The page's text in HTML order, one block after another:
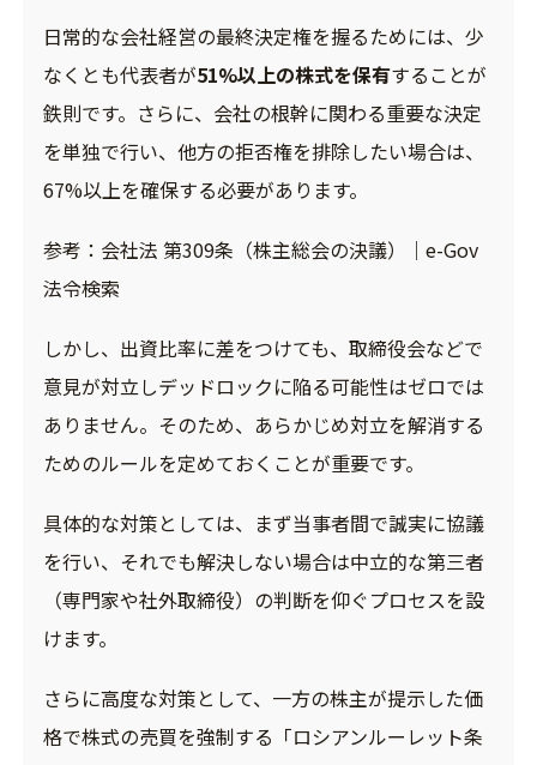
日常的な会社経営の最終決定権を握るためには、少
なくとも代表者が51%以上の株式を保有することが
鉄則です。さらに、会社の根幹に関わる重要な決定
を単独で行い、他方の拒否権を排除したい場合は、
67%以上を確保する必要があります。
参考： 会社法 第309条（株主総会の決議）｜e-Gov
法令検索
しかし、出資比率に差をつけても、取締役会などで
意見が対立しデッドロックに陥る可能性はゼロでは
ありません。そのため、あらかじめ対立を解消する
ためのルールを定めておくことが重要です。
具体的な対策としては、まず当事者間で誠実に協議
を行い、それでも解決しない場合は中立的な第三者
（専門家や社外取締役）の判断を仰ぐプロセスを設
けます。
さらに高度な対策として、一方の株主が提示した価
格で株式の売買を強制する「ロシアンルーレット条